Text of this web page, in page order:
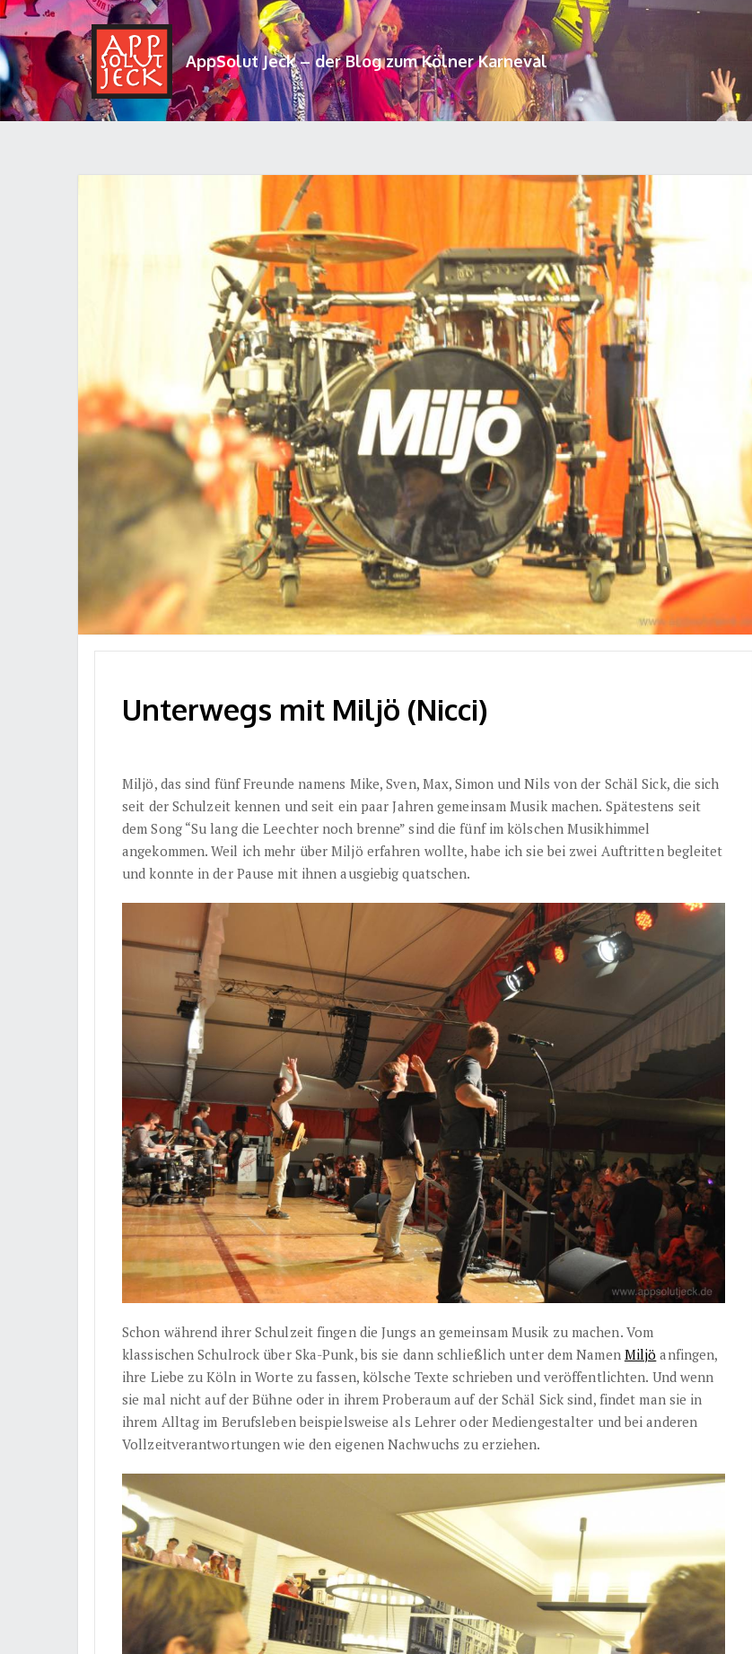
AppSolut Jeck – der Blog zum Kölner Karneval
Unterwegs mit Miljö (Nicci)
Miljö, das sind fünf Freunde namens Mike, Sven, Max, Simon und Nils von der Schäl Sick, die sich
seit der Schulzeit kennen und seit ein paar Jahren gemeinsam Musik machen. Spätestens seit
dem Song “Su lang die Leechter noch brenne” sind die fünf im kölschen Musikhimmel
angekommen. Weil ich mehr über Miljö erfahren wollte, habe ich sie bei zwei Auftritten begleitet
und konnte in der Pause mit ihnen ausgiebig quatschen.
Schon während ihrer Schulzeit fingen die Jungs an gemeinsam Musik zu machen. Vom
klassischen Schulrock über Ska-Punk, bis sie dann schließlich unter dem Namen Miljö anfingen,
ihre Liebe zu Köln in Worte zu fassen, kölsche Texte schrieben und veröffentlichten. Und wenn
sie mal nicht auf der Bühne oder in ihrem Proberaum auf der Schäl Sick sind, findet man sie in
ihrem Alltag im Berufsleben beispielsweise als Lehrer oder Mediengestalter und bei anderen
Vollzeitverantwortungen wie den eigenen Nachwuchs zu erziehen.